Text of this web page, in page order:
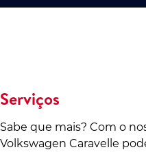
Serviços
Sabe que mais? Com o
Volkswagen Caravelle